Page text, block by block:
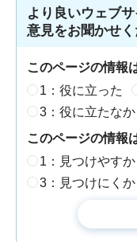
より良いウェブ
意見をお聞かせ
このページの情報
1：役に立った
3：役に立たなか
このページの情報
1：見つけやすか
3：見つけにくか